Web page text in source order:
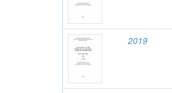
2019